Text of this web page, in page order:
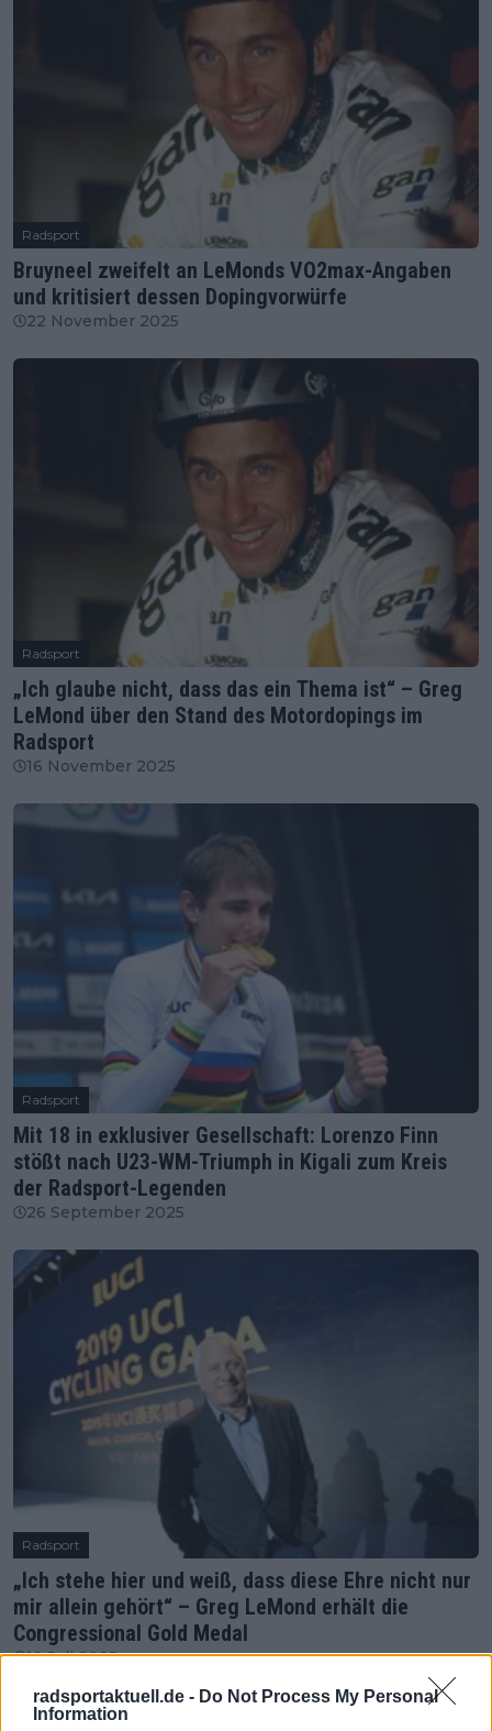
radsportaktuell.de - Do Not Process My Personal
Information
Radsport
Bruyneel zweifelt an LeMonds VO2max-Angaben
und kritisiert dessen Dopingvorwürfe
22 November 2025
Radsport
„Ich glaube nicht, dass das ein Thema ist“ – Greg
LeMond über den Stand des Motordopings im
Radsport
16 November 2025
Radsport
Mit 18 in exklusiver Gesellschaft: Lorenzo Finn
stößt nach U23-WM-Triumph in Kigali zum Kreis
der Radsport-Legenden
26 September 2025
Radsport
„Ich stehe hier und weiß, dass diese Ehre nicht nur
mir allein gehört“ – Greg LeMond erhält die
Congressional Gold Medal
12 Juli 2025